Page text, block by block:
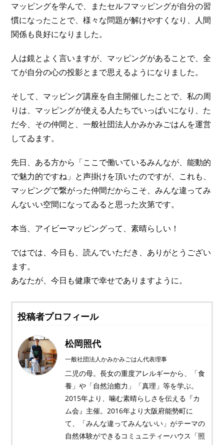
マッピングを学んで、またセルフマッピングが自分の習
慣になったことで、様々な問題が解けやすくなり、人間
関係も良好になりました。
人は鏡とよく言いますが、マッピングがあることで、全
てが自分の心の投影とまで思えるようになりました。
そして、マッピング講座を自主開催したことで、私の周
りは、マッピングが使える人たちでいっぱいになり、た
だ今、その仲間と、一般社団法人かみかみごはんを運営
してゐます。
先日、ある方から「ここで働いているみんなが、能動的
で魅力的ですね」と声掛けを頂いたのですが、これも、
マッピングで繋がった仲間だからこそ、みんな違ってみ
んないい空間になってゐると思った次第です。
本当、アイビーマッピングって、素晴らしい！
ではでは、今日も、読んでいただき、ありがとうござい
ます。
あなたが、今日も健康で幸せでありますように。
投稿者プロフィール
松岡照代
一般社団法人かみかみごはん代表理事
二児の母。長女の重度アレルギーから、「食
養」や「自然治癒力」「真理」等を学ぶ。
2015年より、噛む素晴らしさを伝える『カ
ム会』主催。2016年より大阪府能勢町に
て、「みんな違ってみんないい」がテーマの
自然体験ができるコミュニティーハウス「照